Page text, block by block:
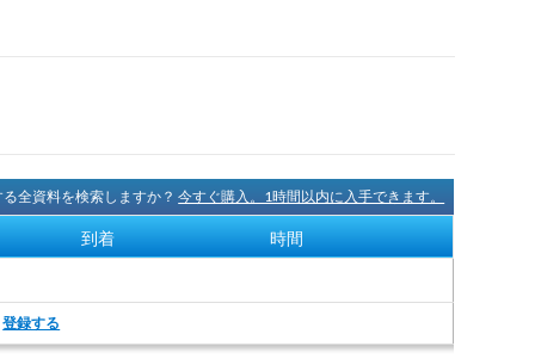
全資料を検索しますか？今すぐ購入。1時間以内に入手できます。
到着 時間
登録する